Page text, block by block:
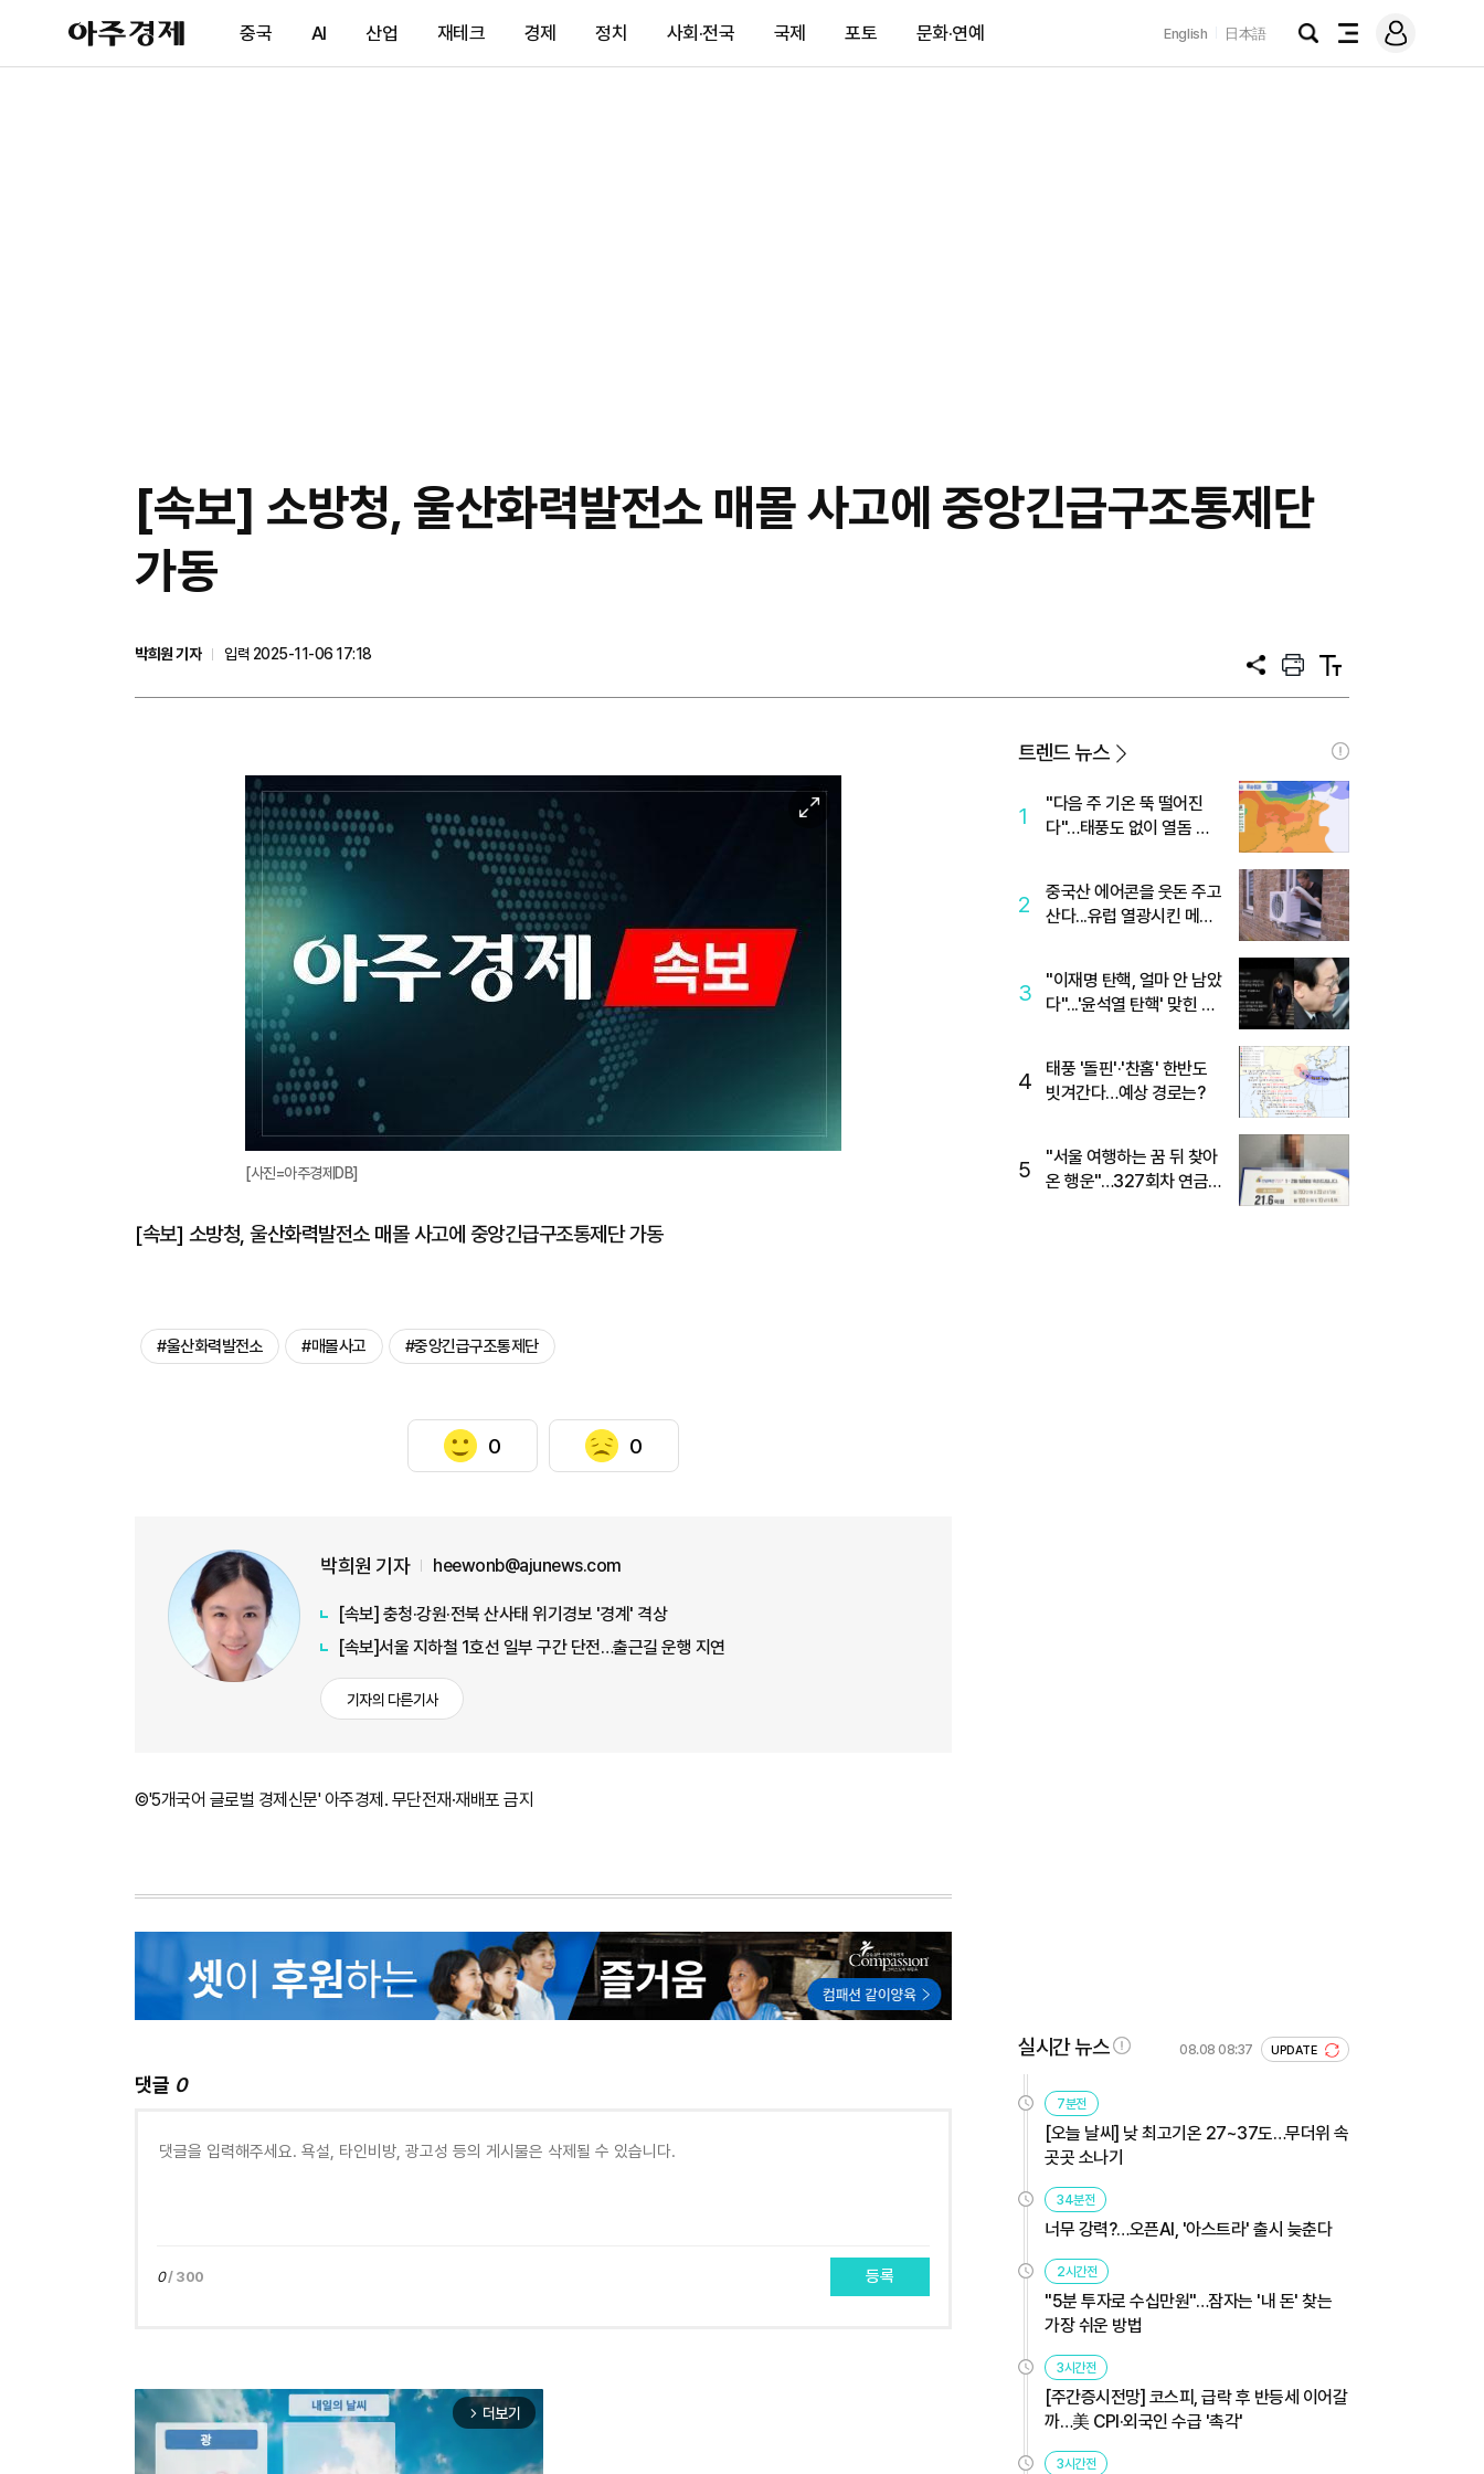
아
주
제
중국 AI 산업 재테크 경제 정치 사회·전국 국제 포토 문화·연예 English 日本語
검
전
메
그
[속보] 소방청, 울산화력발전소 매몰 사고에 중앙긴급구조통제단
가동
박희원 기자
입력 2025-11-06 17:18
공
프
트
텍
트
대
[사진=아주경제DB]
[속보] 소방청, 울산화력발전소 매몰 사고에 중앙긴급구조통제단 가동
#울산화력발전소 #매몰사고 #중앙긴급구조통제단
0 0
박희원 기자 heewonb@ajunews.com
[속보] 충청·강원·전북 산사태 위기경보 '경계' 격상
[속보]서울 지하철 1호선 일부 구간 단전…출근길 운행 지연
기자의 다른기사
©'5개국어 글로벌 경제신문' 아주경제. 무단전재·재배포 금지
댓글 0
0/ 300 등록
arrow_forward_ios 더보기
트렌드 뉴스
1
"다음 주 기온 뚝 떨어진
다"…태풍도 없이 열돔 박
2
중국산 에어콘을 웃돈 주고
산다...유럽 열광시킨 메이
3
"이재명 탄핵, 얼마 안 남았
다"...'윤석열 탄핵' 맞힌 무
4
태풍 '돌핀'·'찬홈' 한반도
빗겨간다…예상 경로는?
5
"서울 여행하는 꿈 뒤 찾아
온 행운"…327회차 연금
실시간 뉴스 08.08 08:37 UPDATE
7분전
[오늘 날씨] 낮 최고기온 27~37도…무더위 속
곳곳 소나기
34분전
너무 강력?…오픈AI, '아스트라' 출시 늦춘다
2시간전
"5분 투자로 수십만원"…잠자는 '내 돈' 찾는
가장 쉬운 방법
3시간전
[주간증시전망] 코스피, 급락 후 반등세 이어갈
까…美 CPI·외국인 수급 '촉각'
3시간전